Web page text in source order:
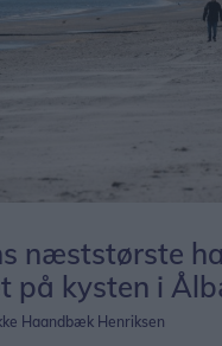
næststørste
på kysten i
Haandbæk Henriksen